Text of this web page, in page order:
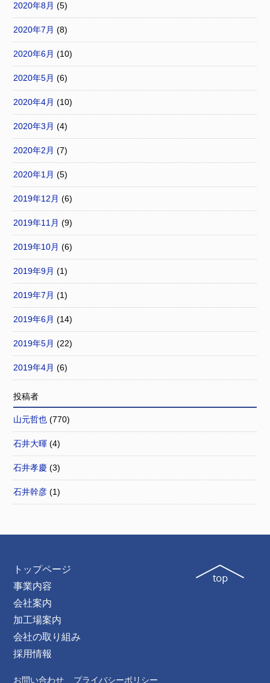
2020年8月 (5)
2020年7月 (8)
2020年6月 (10)
2020年5月 (6)
2020年4月 (10)
2020年3月 (4)
2020年2月 (7)
2020年1月 (5)
2019年12月 (6)
2019年11月 (9)
2019年10月 (6)
2019年9月 (1)
2019年7月 (1)
2019年6月 (14)
2019年5月 (22)
2019年4月 (6)
投稿者
山元哲也 (770)
石井大暉 (4)
石井孝慶 (3)
石井幹彦 (1)
トップページ
事業内容
会社案内
加工場案内
会社の取り組み
採用情報
お問い合わせ プライバシーポリシー